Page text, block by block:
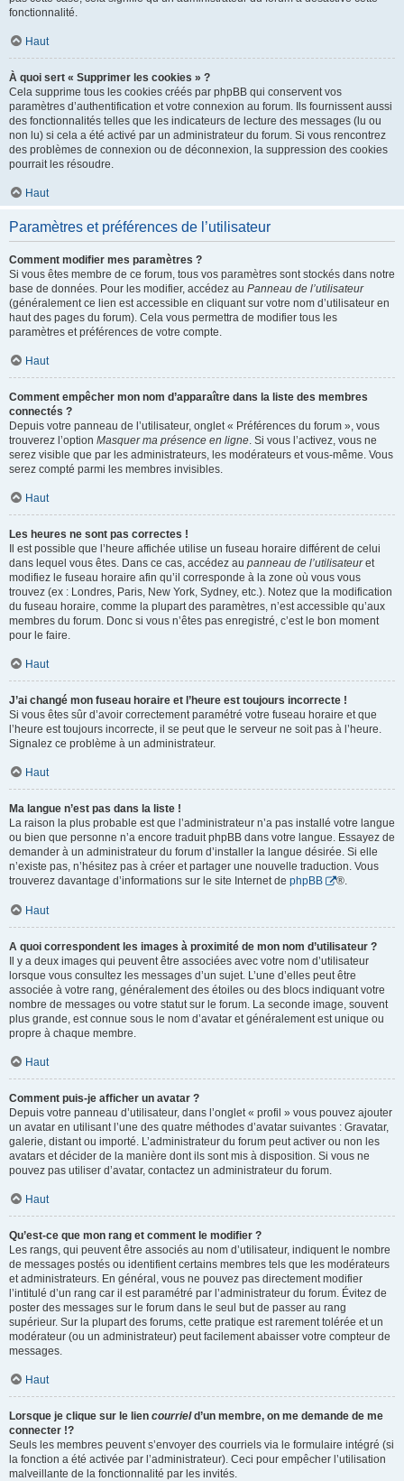
fonctionnalité.
Haut
À quoi sert « Supprimer les cookies » ?
Cela supprime tous les cookies créés par phpBB qui conservent vos
paramètres d’authentification et votre connexion au forum. Ils fournissent aussi
des fonctionnalités telles que les indicateurs de lecture des messages (lu ou
non lu) si cela a été activé par un administrateur du forum. Si vous rencontrez
des problèmes de connexion ou de déconnexion, la suppression des cookies
pourrait les résoudre.
Haut
Paramètres et préférences de l’utilisateur
Comment modifier mes paramètres ?
Si vous êtes membre de ce forum, tous vos paramètres sont stockés dans notre
base de données. Pour les modifier, accédez au Panneau de l’utilisateur
(généralement ce lien est accessible en cliquant sur votre nom d’utilisateur en
haut des pages du forum). Cela vous permettra de modifier tous les
paramètres et préférences de votre compte.
Haut
Comment empêcher mon nom d’apparaître dans la liste des membres
connectés ?
Depuis votre panneau de l’utilisateur, onglet « Préférences du forum », vous
trouverez l’option Masquer ma présence en ligne. Si vous l’activez, vous ne
serez visible que par les administrateurs, les modérateurs et vous-même. Vous
serez compté parmi les membres invisibles.
Haut
Les heures ne sont pas correctes !
Il est possible que l’heure affichée utilise un fuseau horaire différent de celui
dans lequel vous êtes. Dans ce cas, accédez au panneau de l’utilisateuret
modifiez le fuseau horaire afin qu’il corresponde à la zone où vous vous
trouvez (ex : Londres, Paris, New York, Sydney, etc.). Notez que la modification
du fuseau horaire, comme la plupart des paramètres, n’est accessible qu’aux
membres du forum. Donc si vous n’êtes pas enregistré, c’est le bon moment
pour le faire.
Haut
J’ai changé mon fuseau horaire et l’heure est toujours incorrecte !
Si vous êtes sûr d’avoir correctement paramétré votre fuseau horaire et que
l’heure est toujours incorrecte, il se peut que le serveur ne soit pas à l’heure.
Signalez ce problème à un administrateur.
Haut
Ma langue n’est pas dans la liste !
La raison la plus probable est que l’administrateur n’a pas installé votre langue
ou bien que personne n’a encore traduit phpBB dans votre langue. Essayez de
demander à un administrateur du forum d’installer la langue désirée. Si elle
n’existe pas, n’hésitez pas à créer et partager une nouvelle traduction. Vous
trouverez davantage d’informations sur le site Internet de phpBB ®.
Haut
A quoi correspondent les images à proximité de mon nom d’utilisateur ?
Il y a deux images qui peuvent être associées avec votre nom d’utilisateur
lorsque vous consultez les messages d’un sujet. L’une d’elles peut être
associée à votre rang, généralement des étoiles ou des blocs indiquant votre
nombre de messages ou votre statut sur le forum. La seconde image, souvent
plus grande, est connue sous le nom d’avatar et généralement est unique ou
propre à chaque membre.
Haut
Comment puis-je afficher un avatar ?
Depuis votre panneau d’utilisateur, dans l’onglet « profil » vous pouvez ajouter
un avatar en utilisant l’une des quatre méthodes d’avatar suivantes : Gravatar,
galerie, distant ou importé. L’administrateur du forum peut activer ou non les
avatars et décider de la manière dont ils sont mis à disposition. Si vous ne
pouvez pas utiliser d’avatar, contactez un administrateur du forum.
Haut
Qu’est-ce que mon rang et comment le modifier ?
Les rangs, qui peuvent être associés au nom d’utilisateur, indiquent le nombre
de messages postés ou identifient certains membres tels que les modérateurs
et administrateurs. En général, vous ne pouvez pas directement modifier
l’intitulé d’un rang car il est paramétré par l’administrateur du forum. Évitez de
poster des messages sur le forum dans le seul but de passer au rang
supérieur. Sur la plupart des forums, cette pratique est rarement tolérée et un
modérateur (ou un administrateur) peut facilement abaisser votre compteur de
messages.
Haut
Lorsque je clique sur le lien courrield’un membre, on me demande de me
connecter !?
Seuls les membres peuvent s’envoyer des courriels via le formulaire intégré (si
la fonction a été activée par l’administrateur). Ceci pour empêcher l’utilisation
malveillante de la fonctionnalité par les invités.